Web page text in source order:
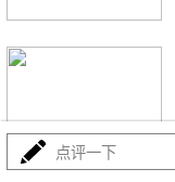
点评一下